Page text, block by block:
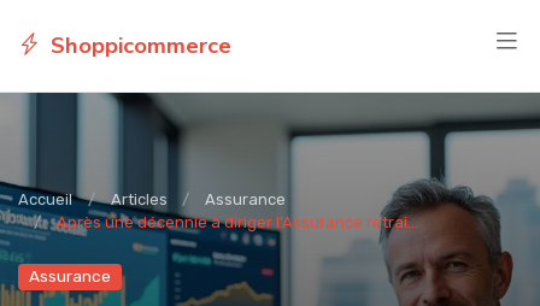
Shoppicommerce
Accueil Articles
Assurance
Après une décennie à diriger l’Assurance retrai...
Assurance